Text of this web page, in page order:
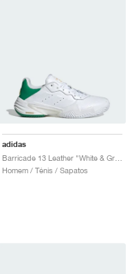
adidas
Barricade 13 Leather "White & Green"
Homem / Ténis / Sapatos